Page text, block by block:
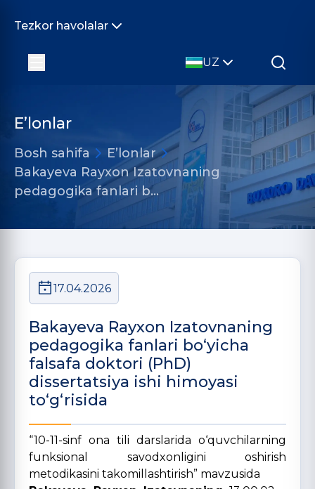
Tezkor havolalar
UZ
E’lonlar
Bosh sahifa
E’lonlar
Bakayeva Rayxon Izatovnaning
pedagogika fanlari b…
17.04.2026
Bakayeva Rayxon Izatovnaning
pedagogika fanlari bo‘yicha
falsafa doktori (PhD)
dissertatsiya ishi himoyasi
to‘g‘risida
“10-11-sinf ona tili darslarida o‘quvchilarning
funksional savodxonligini oshirish
metodikasini takomillashtirish” mavzusida